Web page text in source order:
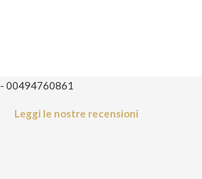
- 00494760861
Leggi le nostre recensioni